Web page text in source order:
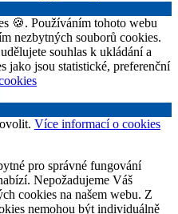
🍪. Používáním tohoto webu
nezbytných souborů cookies.
souhlas k ukládání a
jako jsou statistické, preferenční
Více informací o cookies
pro správné fungování
Nepožadujeme Váš
cookies na našem webu. Z
nemohou být individuálně